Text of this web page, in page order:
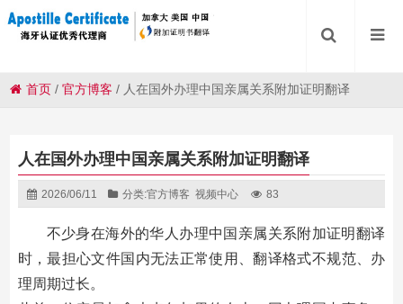
首页 /官方博客 / 人在国外办理中国亲属关系附加证明翻译
人在国外办理中国亲属关系附加证明翻译
2026/06/11 分类:官方博客 视频中心 83
不少身在海外的华人办理中国亲属关系附加证明翻译
时，最担心文件国内无法正常使用、翻译格式不规范、办
理周期过长。